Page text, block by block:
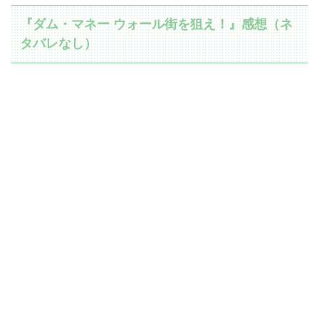
『ダム・マネー ウォール街を狙え！』感想（ネ
タバレなし）